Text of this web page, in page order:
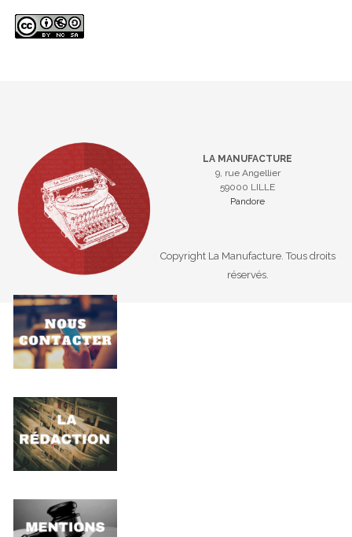
LA MANUFACTURE
9, rue Angellier
59000 LILLE
Pandore
Copyright La Manufacture. Tous droits
réservés.